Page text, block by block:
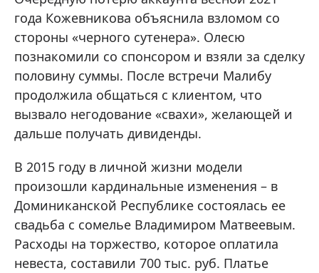
года Кожевникова объяснила взломом со
стороны «черного сутенера». Олесю
познакомили со спонсором и взяли за сделку
половину суммы. После встречи Малибу
продолжила общаться с клиентом, что
вызвало негодование «свахи», желающей и
дальше получать дивиденды.
В 2015 году в личной жизни модели
произошли кардинальные изменения – в
Доминиканской Республике состоялась ее
свадьба с сомелье Владимиром Матвеевым.
Расходы на торжество, которое оплатила
невеста, составили 700 тыс. руб. Платье